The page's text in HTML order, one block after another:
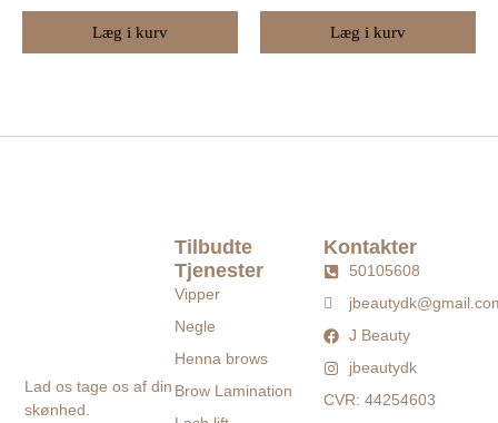
Læg i kurv Læg i kurv
Lad os tage os af din
skønhed.
Tilbudte
Tjenester
Vipper
Negle
Henna brows
Brow Lamination
Kontakter
50105608
J Beauty
jbeautydk
CVR: 44254603